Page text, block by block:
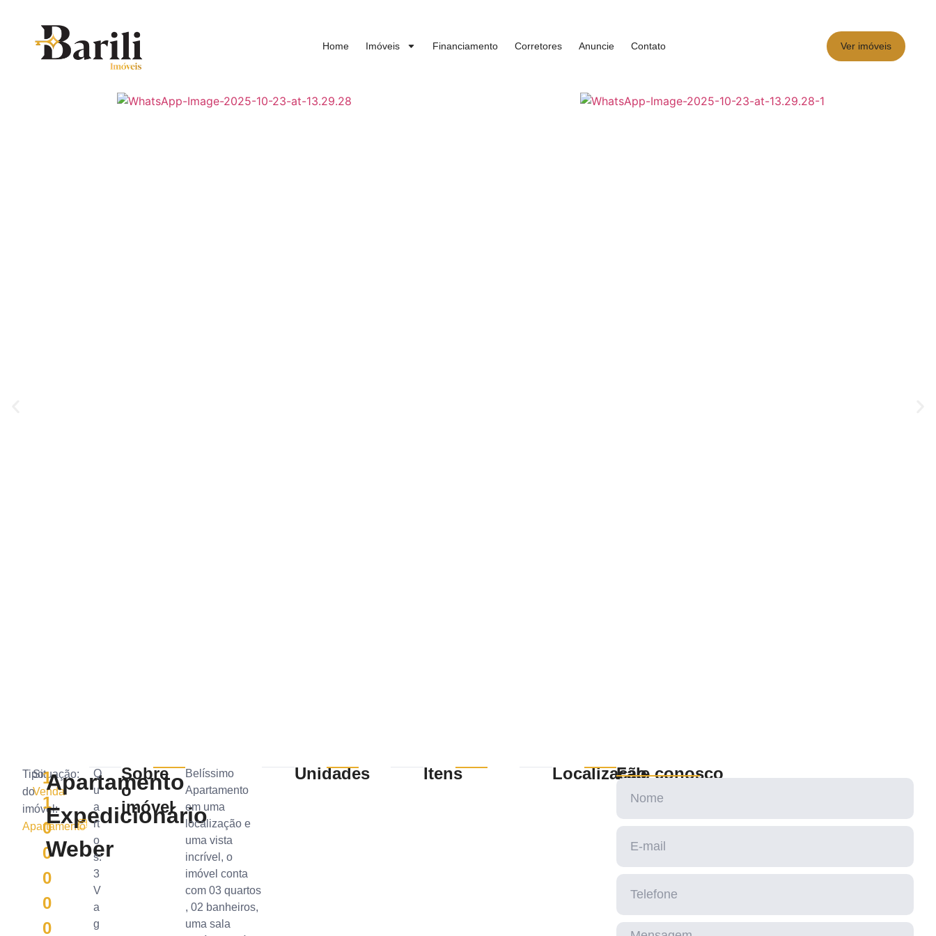
Home Imóveis Financiamento Corretores Anuncie Contato Ver imóveis
Tipo
do
imóvel:
Apartamento
Situação:
Venda
1
1
0
0
0
0
0
Apartamento
Expedicionário
Weber
Q
u
a
rt
o
s:
3
V
a
g
Sobre
o
imóvel
Belíssimo
Apartamento
em uma
localização e
uma vista
incrível, o
imóvel conta
com 03 quartos
, 02 banheiros,
uma sala
Unidades Itens LocalizaçãoFale conosco